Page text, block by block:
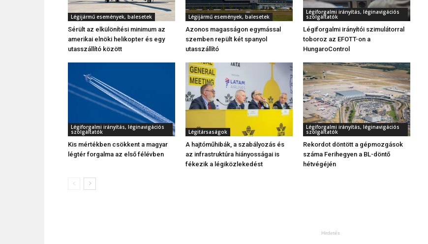
Légijármű események, balesetek
Sérült az elkülönítési minimum az
amerikai elnöki helikopter és egy
utasszállító között
Légijármű események, balesetek
Azonos magasságon egymással
szemben repült két spanyol
utasszállító
Légiforgalmi irányítás, léginavigációs
szolgáltatók
Légiforgalmi irányítói szimulátorral
toboroz az EFOTT-on a
HungaroControl
Légiforgalmi irányítás, léginavigációs
szolgáltatók
Kis mértékben csökkent a magyar
légtér forgalma az első félévben
Légitársaságok
A hajtóműhibák, a szabályozás és
az infrastruktúra hiányosságai is
fékezik a légiközlekedést
Légiforgalmi irányítás, léginavigációs
szolgáltatók
Rekordot döntött a gépmozgások
száma Ferihegyen a BL-döntő
hétvégéjén
Hirdetés